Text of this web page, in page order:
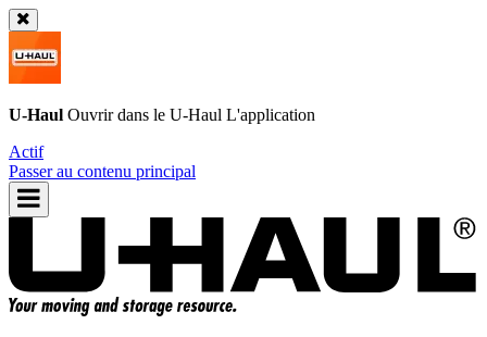
U-Haul Ouvrir dans le U-Haul L'application
Actif
Passer au contenu principal